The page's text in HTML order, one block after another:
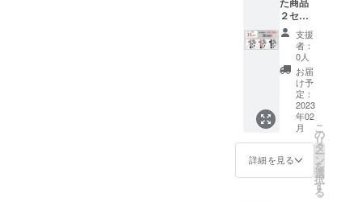
都合及
びロジ
ステッ
ク等に
より出
荷時期
が遅れ
る場合
があり
ます。
応援購
入によ
り量産
効率が
向上し
た場
合、正
規販売
価格が
販売予
定価格
より下
がる可
２セッ
ト
「ヒー
ティン
ヘッド
無」(カ
ラー選
択可能)
一般販
売予定
価格
31,100
円税込
→35%
支援
者：
0人
お届
け予
定：
2023
年02
月
詳細を見る
こ
の
リ
タ
ー
ン
を
選
択
す
る